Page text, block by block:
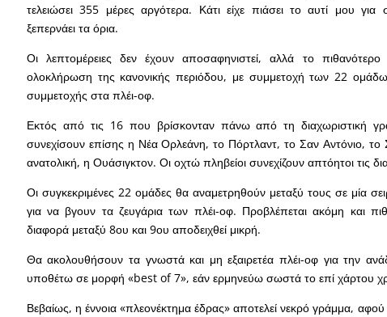
τελειώσει 355 μέρες αργότερα. Κάτι είχε πιάσει το αυτί μου
ξεπερνάει τα όρια.
Οι λεπτομέρειες δεν έχουν αποσαφηνιστεί, αλλά το
ολοκλήρωση της κανονικής περιόδου, με συμμετοχή των 22
συμμετοχής στα πλέι-οφ.
Εκτός από τις 16 που βρίσκονταν πάνω από τη διαχωριστική
συνεχίσουν επίσης η Νέα Ορλεάνη, το Πόρτλαντ, το Σαν Αντόνιο, το
ανατολική, η Ουάσιγκτον. Οι οχτώ πληβείοι συνεχίζουν απτόητοι τις
Οι συγκεκριμένες 22 ομάδες θα αναμετρηθούν μεταξύ τους σε μία
για να βγουν τα ζευγάρια των πλέι-οφ. Προβλέπεται ακόμη και
διαφορά μεταξύ 8ου και 9ου αποδειχθεί μικρή.
Θα ακολουθήσουν τα γνωστά και μη εξαιρετέα πλέι-οφ για την
υποθέτω σε μορφή «best of 7», εάν ερμηνεύω σωστά το επί χάρτου
Βεβαίως, η έννοια «πλεονέκτημα έδρας» αποτελεί νεκρό γράμμα, αφού